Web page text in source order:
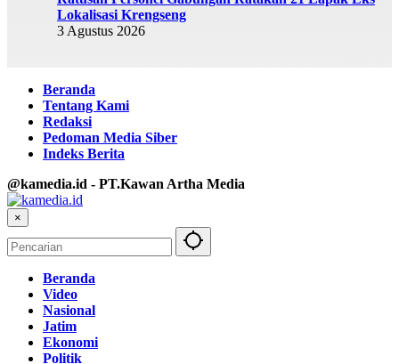
Lokalisasi Krengseng
3 Agustus 2026
Beranda
Tentang Kami
Redaksi
Pedoman Media Siber
Indeks Berita
@kamedia.id - PT.Kawan Artha Media
×
Beranda
Video
Nasional
Jatim
Ekonomi
Politik